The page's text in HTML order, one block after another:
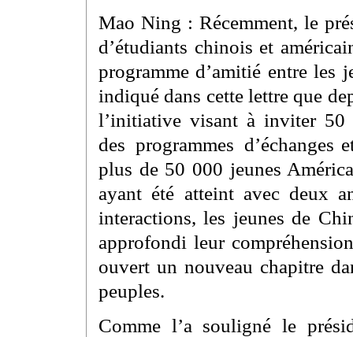
Mao Ning : Récemment, le
d’étudiants chinois et
programme d’amitié entre les
indiqué dans cette lettre que
l’initiative visant à inviter 50
des programmes d’échanges
plus de 50 000 jeunes
ayant été atteint avec deux
interactions, les jeunes de
approfondi leur
ouvert un nouveau chapitre
peuples.
Comme l’a souligné le